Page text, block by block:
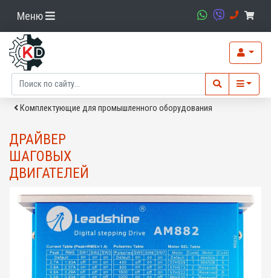
Меню
Комплектующие для промышленного оборудования
ДРАЙВЕР
ШАГОВЫХ
ДВИГАТЕЛЕЙ